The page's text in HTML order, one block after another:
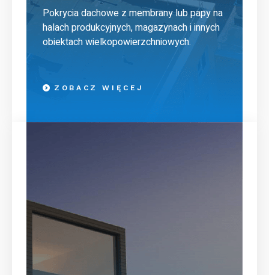
Pokrycia dachowe z membrany lub papy na
halach produkcyjnych, magazynach i innych
obiektach wielkopowierzchniowych.
ZOBACZ WIĘCEJ